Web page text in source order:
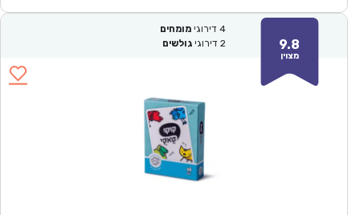
9.8
מצוין
4 דירוגי מומחים
2 דירוגי גולשים